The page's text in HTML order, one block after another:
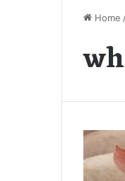
Home